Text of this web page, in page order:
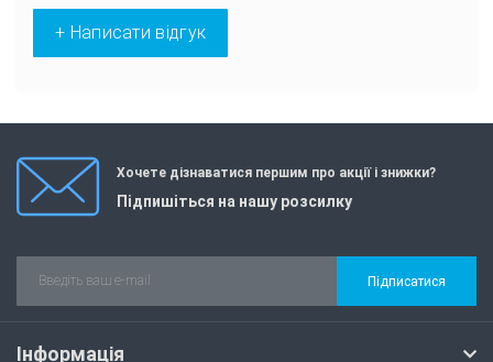
+ Написати відгук
Хочете дізнаватися першим про акції і знижки?
Підпишіться на нашу розсилку
Підписатися
Інформація